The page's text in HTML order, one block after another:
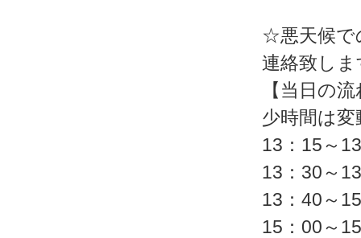
☆悪天候で
連絡致しま
【当日の
少時間は
13：15～
13：30～
13：40～
15：00～